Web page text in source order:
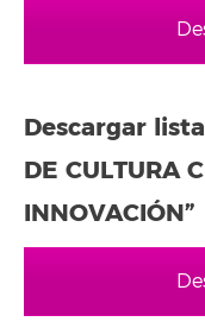
Descargar
DE CULTURA
INNOVACIÓN”